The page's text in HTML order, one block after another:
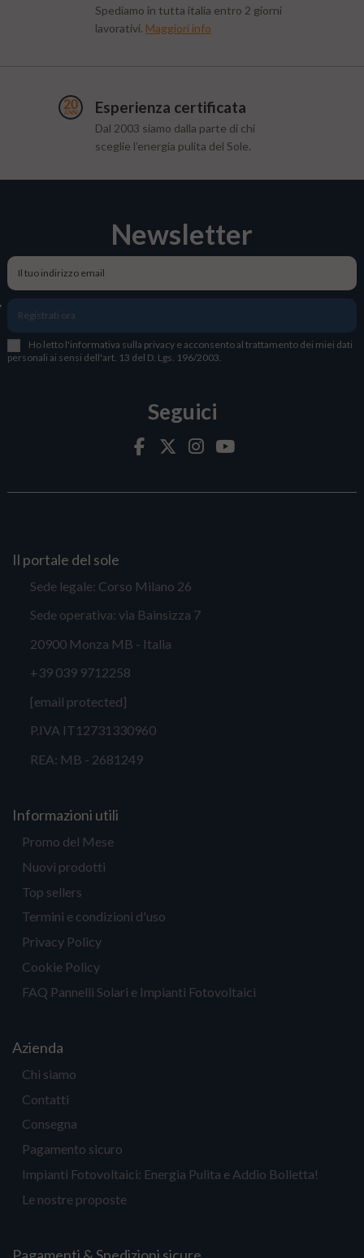
Spediamo in tutta italia entro 2 giorni
lavorativi. Maggiori info
Esperienza certificata
Dal 2003 siamo dalla parte di chi
sceglie l’energia pulita del Sole.
Newsletter
Registrati ora
Ho letto l'informativa sulla privacy e acconsento al trattamento dei miei dati
personali ai sensi dell'art. 13 del D. Lgs. 196/2003.
Seguici
Il portale del sole
Sede legale: Corso Milano 26
Sede operativa: via Bainsizza 7
20900 Monza MB - Italia
+39 039 9712258
[email protected]
P.IVA IT12731330960
REA: MB - 2681249
Informazioni utili
Promo del Mese
Nuovi prodotti
Top sellers
Termini e condizioni d'uso
Privacy Policy
Cookie Policy
FAQ Pannelli Solari e Impianti Fotovoltaici
Azienda
Chi siamo
Contatti
Consegna
Pagamento sicuro
Impianti Fotovoltaici: Energia Pulita e Addio Bolletta!
Le nostre proposte